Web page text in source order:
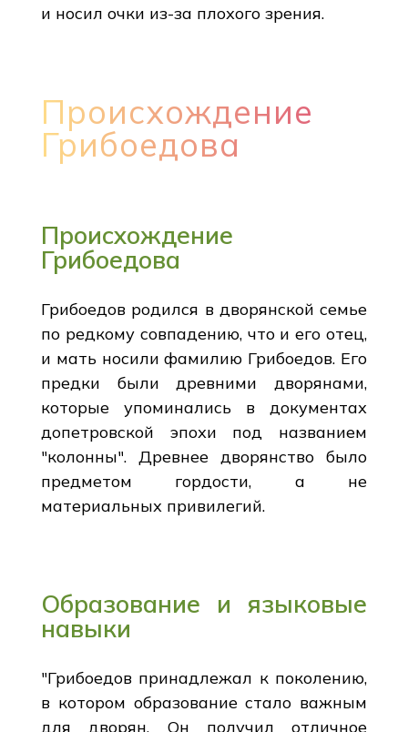
и носил очки из-за плохого зрения.
Происхождение
Грибоедова
Происхождение
Грибоедова
Грибоедов родился в дворянской семье
по редкому совпадению, что и его отец,
и мать носили фамилию Грибоедов. Его
предки были древними дворянами,
которые упоминались в документах
допетровской эпохи под названием
"колонны". Древнее дворянство было
предметом гордости, а не
материальных привилегий.
Образование и языковые
навыки
"Грибоедов принадлежал к поколению,
в котором образование стало важным
для дворян. Он получил отличное